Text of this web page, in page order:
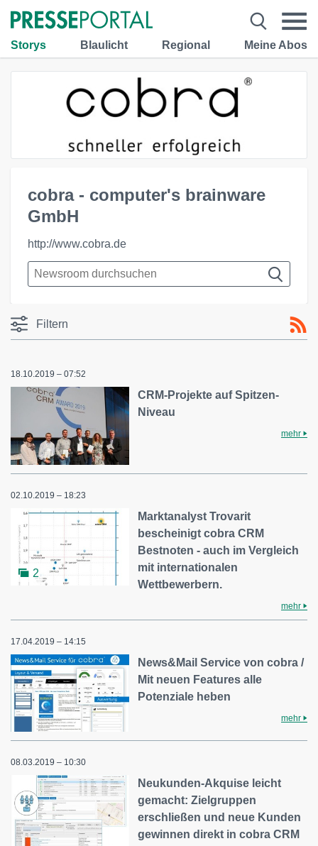
Storys Blaulicht Regional Meine Abos
cobra - computer's brainware
GmbH
http://www.cobra.de
Filtern
18.10.2019 – 07:52
CRM-Projekte auf Spitzen-
Niveau
mehr
02.10.2019 – 18:23
2
Marktanalyst Trovarit
bescheinigt cobra CRM
Bestnoten - auch im Vergleich
mit internationalen
Wettbewerbern.
mehr
17.04.2019 – 14:15
News&Mail Service von cobra /
Mit neuen Features alle
Potenziale heben
mehr
08.03.2019 – 10:30
Neukunden-Akquise leicht
gemacht: Zielgruppen
erschließen und neue Kunden
gewinnen direkt in cobra CRM